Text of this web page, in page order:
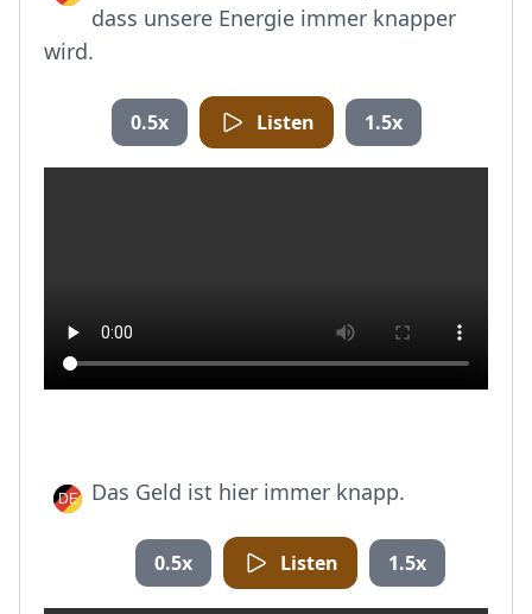
dass unsere Energie immer knapper
wird.
0.5x Listen 1.5x
Das Geld ist hier immer knapp.
0.5x Listen 1.5x